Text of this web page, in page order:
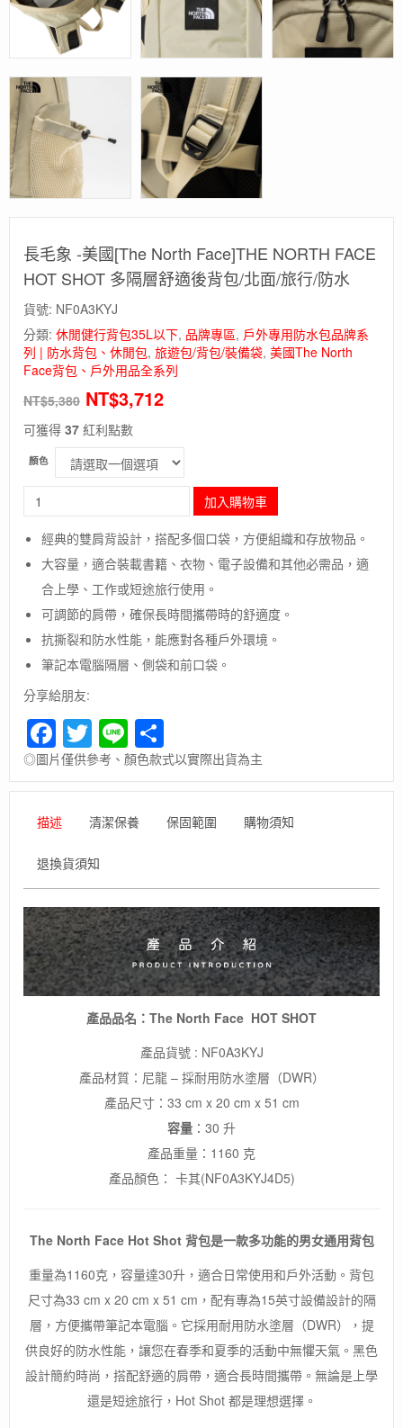
長毛象 -美國[The North Face]THE NORTH FACE
HOT SHOT 多隔層舒適後背包/北面/旅行/防水
貨號: NF0A3KYJ
分類: 休閒健行背包35L以下, 品牌專區, 戶外專用防水包品牌系
列 | 防水背包、休閒包, 旅遊包/背包/裝備袋, 美國The North
Face背包、戶外用品全系列
NT$5,380 NT$3,712
可獲得 37 紅利點數
顏色
毛
-
美
[The
North
Face]THE
NORTH
FACE
HOT
多
隔
層
舒
包/
面/
旅
行/
防
水
數
量
加入購物車
經典的雙肩背設計，搭配多個口袋，方便組織和存放物品。
大容量，適合裝載書籍、衣物、電子設備和其他必需品，適
合上學、工作或短途旅行使用。
可調節的肩帶，確保長時間攜帶時的舒適度。
抗撕裂和防水性能，能應對各種戶外環境。
筆記本電腦隔層、側袋和前口袋。
分享給朋友:
Facebook
Twitter
Line
◎圖片僅供參考、顏色款式以實際出貨為主
描述 清潔保養 保固範圍 購物須知
退換貨須知
產品品名：The North Face HOT SHOT
產品貨號 : NF0A3KYJ
產品材質：尼龍 – 採耐用防水塗層（DWR）
產品尺寸：33 cm x 20 cm x 51 cm
容量 ：30 升
產品重量：1160 克
產品顏色： 卡其(NF0A3KYJ4D5)
The North Face Hot Shot 背包是一款多功能的男女通用背包
重量為1160克，容量達30升，適合日常使用和戶外活動。背包
尺寸為33 cm x 20 cm x 51 cm，配有專為15英寸設備設計的隔
層，方便攜帶筆記本電腦。它採用耐用防水塗層（DWR），提
供良好的防水性能，讓您在春季和夏季的活動中無懼天氣。黑色
設計簡約時尚，搭配舒適的肩帶，適合長時間攜帶。無論是上學
還是短途旅行，Hot Shot 都是理想選擇。